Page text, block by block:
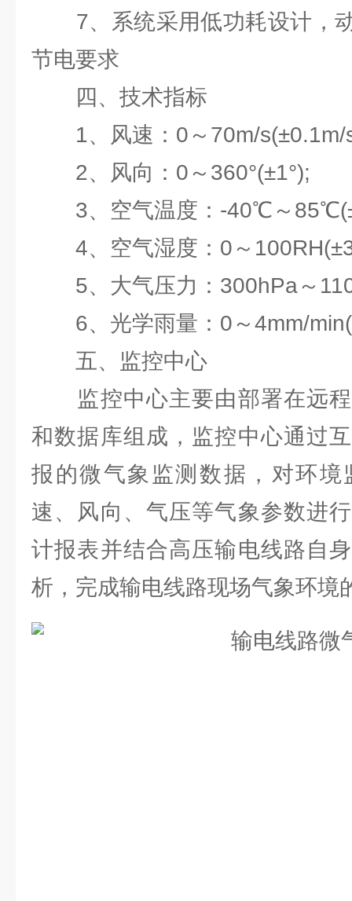
7、系统采用低功耗设计，
节电要求
四、技术指标
1、风速：0～70m/s(±0.1m/
2、风向：0～360°(±1°);
3、空气温度：-40℃～
4、空气湿度：0～
5、大气压力：300hPa～
6、光学雨量：0～4mm/
五、监控中心
监控中心主要由部署在远程
和数据库组成，监控中心通过
报的微气象监测数据，对环境
速、风向、气压等气象参数进
计报表并结合高压输电线路自
析，完成输电线路现场气象环境